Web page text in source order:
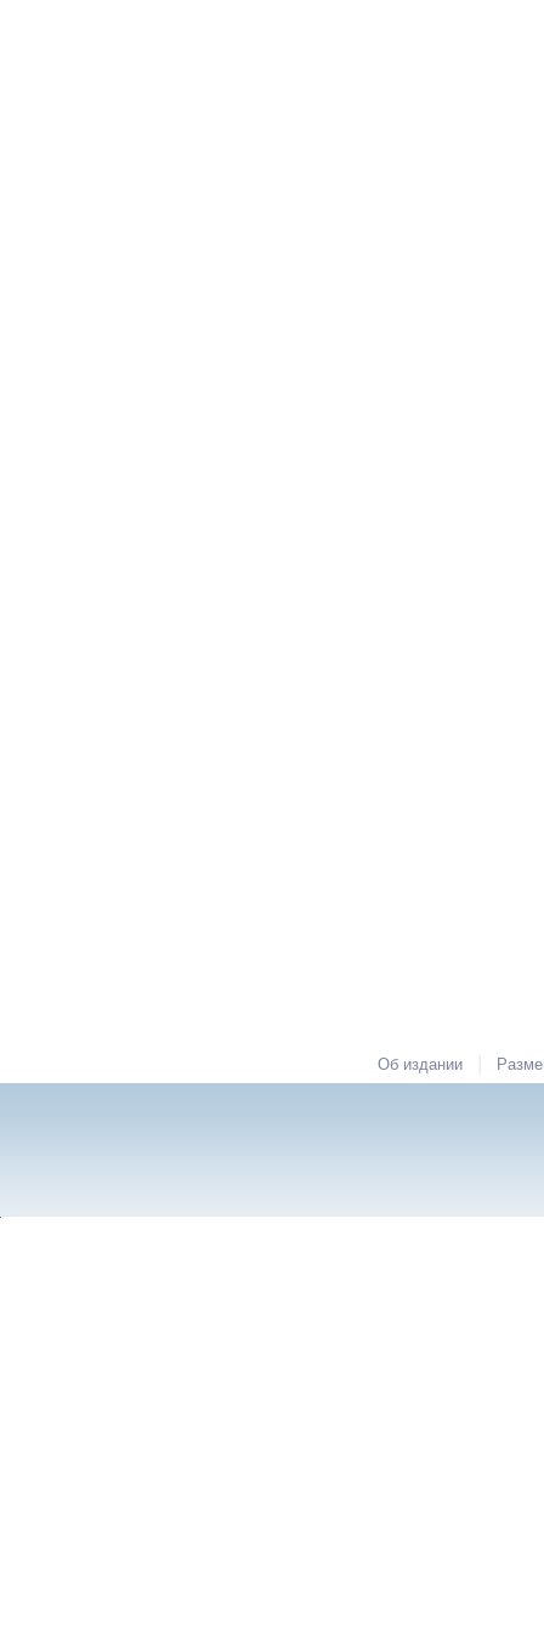
Об издании |